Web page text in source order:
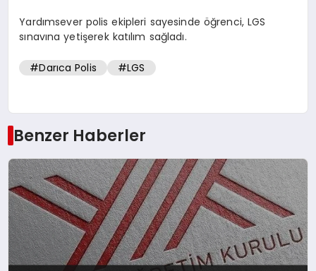
Yardımsever polis ekipleri sayesinde öğrenci, LGS
sınavına yetişerek katılım sağladı.
#Darıca Polis #LGS
Benzer Haberler